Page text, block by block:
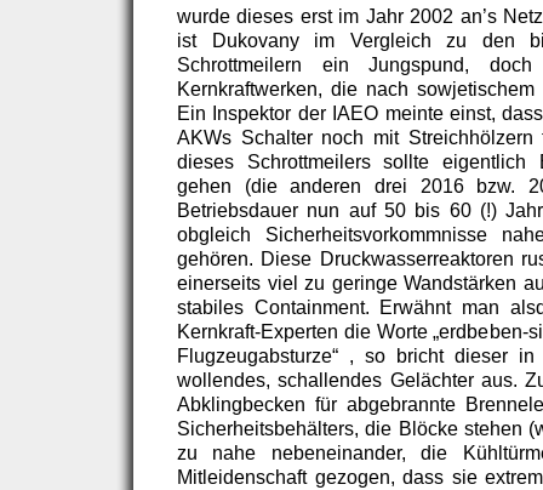
wurde dieses erst im Jahr 2002 an’s
ist Dukovany im Vergleich zu den
Schrottmeilern ein Jungspund,
Kernkraftwerken, die nach
Ein Inspektor der IAEO meinte einst,
AKWs Schalter noch mit
dieses Schrottmeilers sollte
gehen (die anderen drei 2016 bzw.
Betriebsdauer nun auf 50 bis 60 (!)
obgleich Sicherheitsvorkommnisse
gehören. Diese Druckwasserreaktoren
einerseits viel zu geringe Wandstärken
stabiles Containment. Erwähnt man
Kernkraft-Experten die Worte „erdbeben-
Flugzeugabsturze“ , so bricht dieser
wollendes, schallendes Gelächter aus.
Abklingbecken für abgebrannte
Sicherheitsbehälters, die Blöcke stehen
zu nahe nebeneinander, die
Mitleidenschaft gezogen, dass sie